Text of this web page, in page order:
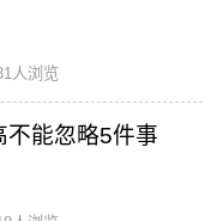
人浏览
不能忽略5件事